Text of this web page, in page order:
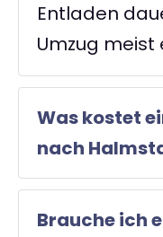
Entladen
Umzug meist
Was kostet
nach
Brauche ich